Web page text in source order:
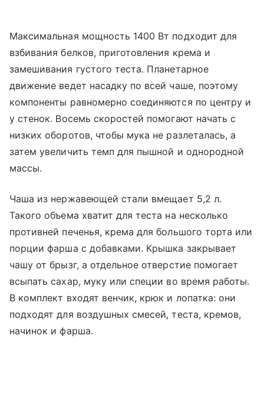
Максимальная мощность 1400 Вт подходит для
взбивания белков, приготовления крема и
замешивания густого теста. Планетарное
движение ведет насадку по всей чаше, поэтому
компоненты равномерно соединяются по центру и
у стенок. Восемь скоростей помогают начать с
низких оборотов, чтобы мука не разлеталась, а
затем увеличить темп для пышной и однородной
массы.
Чаша из нержавеющей стали вмещает 5,2 л.
Такого объема хватит для теста на несколько
противней печенья, крема для большого торта или
порции фарша с добавками. Крышка закрывает
чашу от брызг, а отдельное отверстие помогает
всыпать сахар, муку или специи во время работы.
В комплект входят венчик, крюк и лопатка: они
подходят для воздушных смесей, теста, кремов,
начинок и фарша.